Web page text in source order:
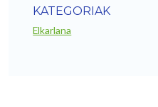
KATEGORIAK
Elkarlana